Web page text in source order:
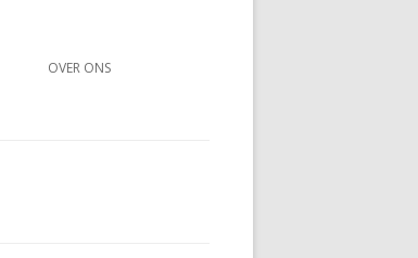
OVER ONS